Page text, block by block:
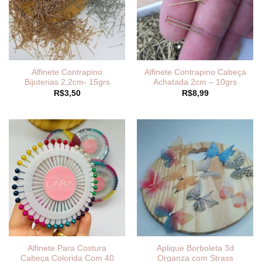
Alfinete Contrapino
Bijuterias 2,2cm- 15grs
R$3,50
Alfinete Contrapino Cabeça
Achatada 2cm – 10grs
R$8,99
Alfinete Para Costura
Cabeça Colorida Com 40
Aplique Borboleta 3d
Organza com Strass